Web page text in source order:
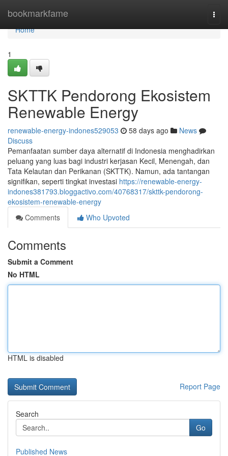
bookmarkfame
Home
Home
1
SKTTK Pendorong Ekosistem
Renewable Energy
renewable-energy-indones529053 58 days ago
News
Discuss
Pemanfaatan sumber daya alternatif di Indonesia menghadirkan
peluang yang luas bagi industri kerjasan Kecil, Menengah, dan
Tata Kelautan dan Perikanan (SKTTK). Namun, ada tantangan
signifikan, seperti tingkat investasi https://renewable-energy-
indones381793.bloggactivo.com/40768317/skttk-pendorong-
ekosistem-renewable-energy
Comments
Who Upvoted
Comments
Submit a Comment
No HTML
HTML is disabled
Report Page
Search
Go
Published News